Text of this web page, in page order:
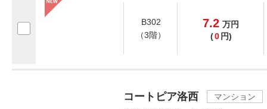
B302
（3階）
7.2 万円
(0 円)
コートピア洛西
マンション